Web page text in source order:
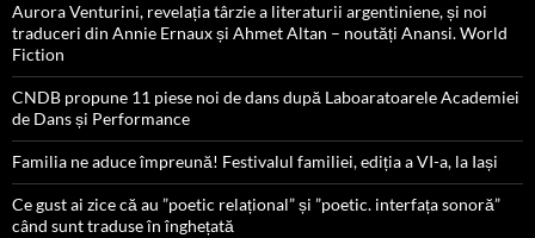
Aurora Venturini, revelația târzie a literaturii argentiniene, și noi
traduceri din Annie Ernaux și Ahmet Altan – noutăți Anansi. World
Fiction
CNDB propune 11 piese noi de dans după Laboaratoarele Academiei
de Dans și Performance
Familia ne aduce împreună! Festivalul familiei, ediția a VI-a, la Iași
Ce gust ai zice că au ”poetic relațional” și ”poetic. interfața sonoră”
când sunt traduse în înghețată